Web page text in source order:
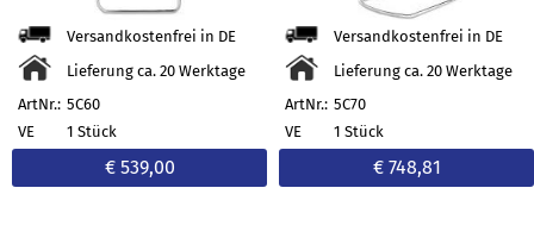
Versandkostenfrei in DE
Lieferung ca. 20 Werktage
ArtNr.: 5C60
VE
1 Stück
€ 539,00
Versandkostenfrei in DE
Lieferung ca. 20 Werktage
ArtNr.: 5C70
VE
1 Stück
€ 748,81